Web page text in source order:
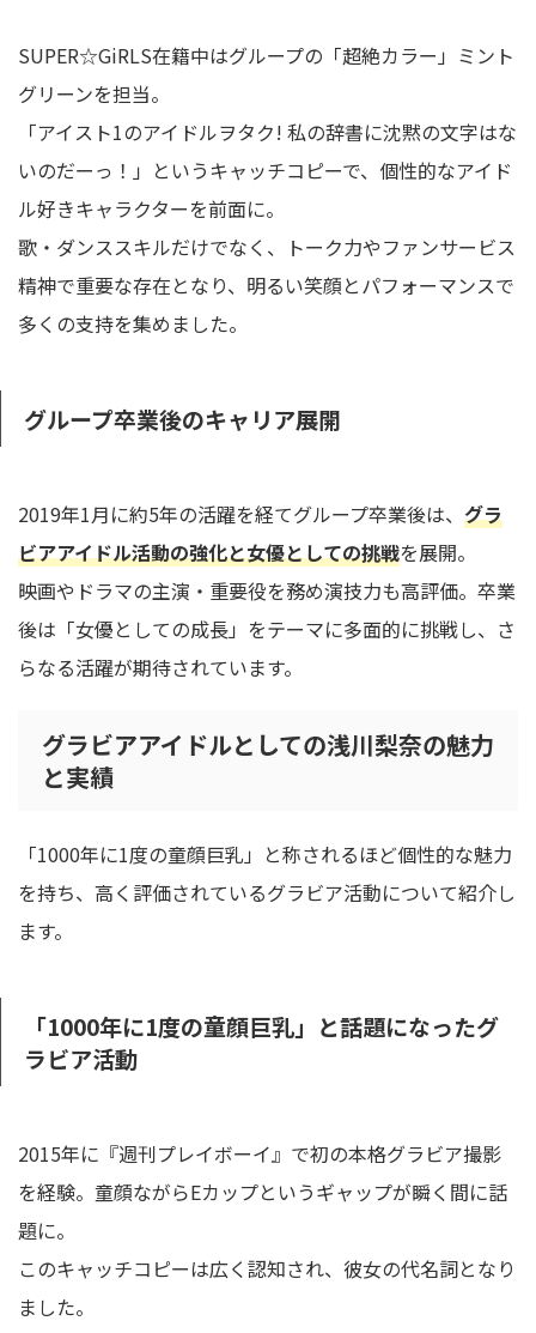
SUPER☆GiRLS在籍中はグループの「超絶カラー」ミント
グリーンを担当。
「アイスト1のアイドルヲタク! 私の辞書に沈黙の文字はな
いのだーっ！」というキャッチコピーで、個性的なアイド
ル好きキャラクターを前面に。
歌・ダンススキルだけでなく、トーク力やファンサービス
精神で重要な存在となり、明るい笑顔とパフォーマンスで
多くの支持を集めました。
グループ卒業後のキャリア展開
2019年1月に約5年の活躍を経てグループ卒業後は、 グラ
ビアアイドル活動の強化と女優としての挑戦を展開。
映画やドラマの主演・重要役を務め演技力も高評価。卒業
後は「女優としての成長」をテーマに多面的に挑戦し、さ
らなる活躍が期待されています。
グラビアアイドルとしての浅川梨奈の魅力
と実績
「1000年に1度の童顔巨乳」と称されるほど個性的な魅力
を持ち、高く評価されているグラビア活動について紹介し
ます。
「1000年に1度の童顔巨乳」と話題になったグ
ラビア活動
2015年に『週刊プレイボーイ』で初の本格グラビア撮影
を経験。童顔ながらEカップというギャップが瞬く間に話
題に。
このキャッチコピーは広く認知され、彼女の代名詞となり
ました。